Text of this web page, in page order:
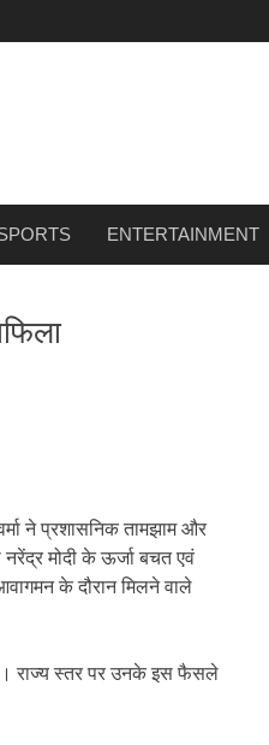
ENTERTAINMENT
ने प्रशासनिक तामझाम और
मोदी के ऊर्जा बचत एवं
के दौरान मिलने वाले
राज्य स्तर पर उनके इस फैसले